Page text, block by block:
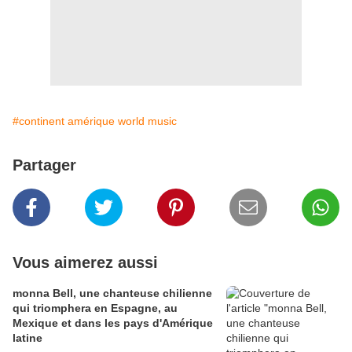
#continent amérique world music
Partager
Vous aimerez aussi
monna Bell, une chanteuse chilienne
qui triomphera en Espagne, au
Mexique et dans les pays d'Amérique
latine